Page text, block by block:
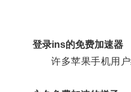
登录ins的免费加速器
许多苹果手机用户